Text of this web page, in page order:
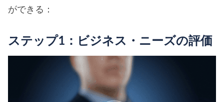
ができる：
ステップ1：ビジネス・ニーズの評価